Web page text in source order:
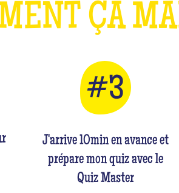
ÇA
J'arrive 10min en avance et
prépare mon quiz avec le
Quiz Master